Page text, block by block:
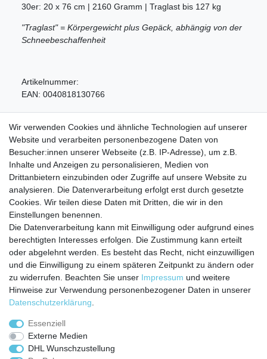
30er: 20 x 76 cm | 2160 Gramm | Traglast bis 127 kg
"Traglast" = Körpergewicht plus Gepäck, abhängig von der
Schneebeschaffenheit
Artikelnummer:
EAN: 0040818130766
Wir verwenden Cookies und ähnliche Technologien auf unserer
Website und verarbeiten personenbezogene Daten von
Besucher:innen unserer Webseite (z.B. IP-Adresse), um z.B.
Inhalte und Anzeigen zu personalisieren, Medien von
Drittanbietern einzubinden oder Zugriffe auf unsere Website zu
analysieren. Die Datenverarbeitung erfolgt erst durch gesetzte
Cookies. Wir teilen diese Daten mit Dritten, die wir in den
Einstellungen benennen.
Die Datenverarbeitung kann mit Einwilligung oder aufgrund eines
berechtigten Interesses erfolgen. Die Zustimmung kann erteilt
oder abgelehnt werden. Es besteht das Recht, nicht einzuwilligen
und die Einwilligung zu einem späteren Zeitpunkt zu ändern oder
zu widerrufen. Beachten Sie unser Impressum und weitere
Hinweise zur Verwendung personenbezogener Daten in unserer
Daten­schutz­erklärung
Essenziell
Externe Medien
DHL Wunschzustellung
Service
Zahlungarten
Versandkosten
Batterierücknahmeverordnung
Kostenloser Newsletter
E-MAIL **
Newsletter
Honig
Daten­schutz­erklärung
Einwilligung kann ich jederzeit widerrufen.**